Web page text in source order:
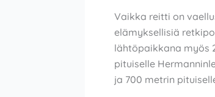
Vaikka reitti on
elämyksellisiä
lähtöpaikkana myös
pituiselle
ja 700 metrin